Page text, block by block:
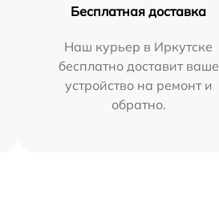
Бесплатная доставка
Наш курьер в Иркутске
бесплатно доставит ваше
устройство на ремонт и
обратно.